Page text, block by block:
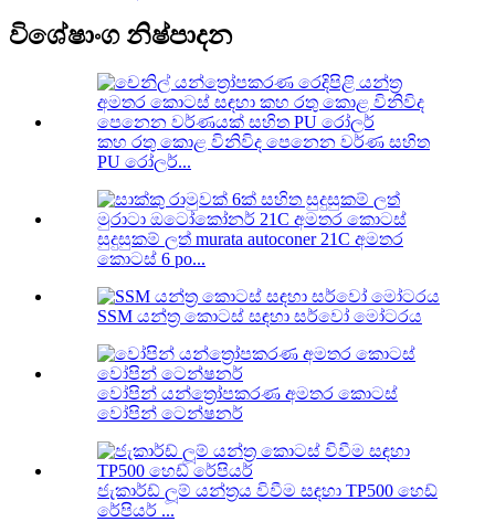
විශේෂාංග නිෂ්පාදන
කහ රතු කොළ විනිවිද පෙනෙන වර්ණ සහිත
PU රෝලර්...
සුදුසුකම් ලත් murata autoconer 21C අමතර
කොටස් 6 po...
SSM යන්ත්‍ර කොටස් සඳහා සර්වෝ මෝටරය
වෝපින් යන්ත්‍රෝපකරණ අමතර කොටස්
වෝපින් ටෙන්ෂනර්
ජැකාර්ඩ් ලූම් යන්ත්‍රය විවීම සඳහා TP500 හෙඩ්
රේපියර් ...